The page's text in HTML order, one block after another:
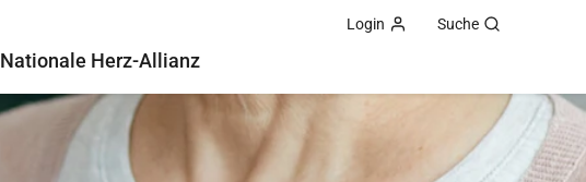
Nationale Herz-Allianz
Login Suche